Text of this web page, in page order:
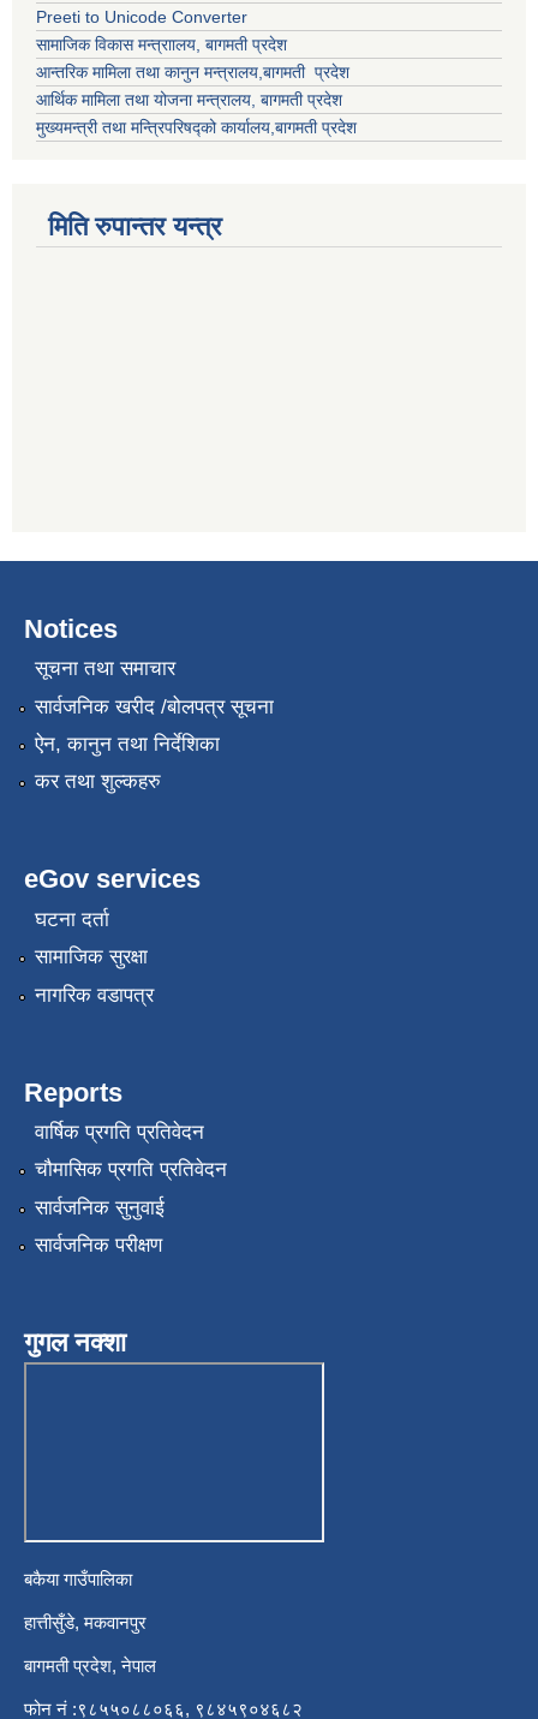
Preeti to Unicode Converter
सामाजिक विकास मन्त्राालय, बागमती प्रदेश
आन्तरिक मामिला तथा कानुन मन्त्रालय,बागमती प्रदेश
आर्थिक मामिला तथा योजना मन्त्रालय, बागमती प्रदेश
मुख्यमन्त्री तथा मन्त्रिपरिषद्को कार्यालय,बागमती प्रदेश
मिति रुपान्तर यन्त्र
Notices
सूचना तथा समाचार
सार्वजनिक खरीद /बोलपत्र सूचना
ऐन, कानुन तथा निर्देशिका
कर तथा शुल्कहरु
eGov services
घटना दर्ता
सामाजिक सुरक्षा
नागरिक वडापत्र
Reports
वार्षिक प्रगति प्रतिवेदन
चौमासिक प्रगति प्रतिवेदन
सार्वजनिक सुनुवाई
सार्वजनिक परीक्षण
गुगल नक्शा
बकैया गाउँपालिका
हात्तीसुँडे, मकवानपुर
बागमती प्रदेश, नेपाल
फोन नं :९८५५०८८०६६, ९८४५९०४६८२